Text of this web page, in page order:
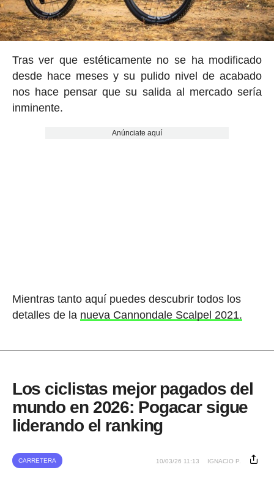
Tras ver que estéticamente no se ha modificado
desde hace meses y su pulido nivel de acabado
nos hace pensar que su salida al mercado sería
inminente.
Anúnciate aquí
Mientras tanto aquí puedes descubrir todos los
detalles de la nueva Cannondale Scalpel 2021.
Los ciclistas mejor pagados del
mundo en 2026: Pogacar sigue
liderando el ranking
CARRETERA 10/03/26 11:13 IGNACIO P.